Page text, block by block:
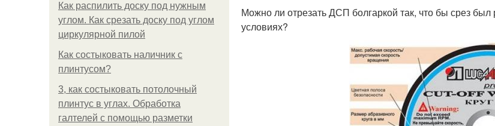
Как распилить доску под нужным
углом. Как срезать доску под углом
циркулярной пилой
Как состыковать наличник с
плинтусом?
3, как состыковать потолочный
плинтус в углах. Обработка
галтелей с помощью разметки
Неродные диски Резьба на болгарке
Можно ли отрезать ДСП болгаркой так, что бы срез
условиях?